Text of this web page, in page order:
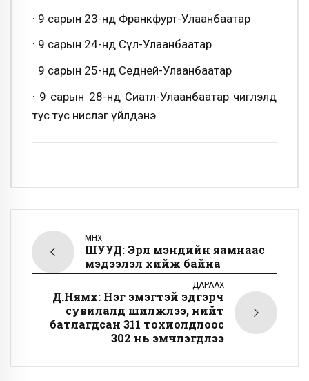
· 9 сарын 23-нд Франкфурт-Улаанбаатар
· 9 сарын 24-нд Сөүл-Улаанбаатар
· 9 сарын 25-нд Седней-Улаанбаатар
· 9 сарын 28-нд Сиатл-Улаанбаатар чиглэлд
тус тус нислэг үйлдэнэ.
ӨМНӨХ
ШУУД: Эрүүл мэндийн яамнаас
мэдээлэл хийж байна
ДАРААХ
Д.Нямхүү: Нэг эмэгтэй эдгэрч
сувилалд шилжлээ, нийт
батлагдсан 311 тохиолдлоос
302 нь эмчлэгдлээ